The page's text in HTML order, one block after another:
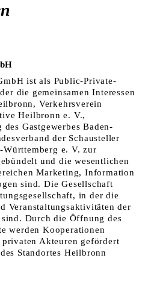
ist als Public-Private-
die gemeinsamen Interessen
Verkehrsverein
Heilbronn e. V.,
Gastgewerbes Baden-
der Schausteller
e. V. zur
und die wesentlichen
Marketing, Information
sind. Die Gesellschaft
in der die
Veranstaltungsaktivitäten der
Durch die Öffnung des
werden Kooperationen
Akteuren gefördert
Standortes Heilbronn